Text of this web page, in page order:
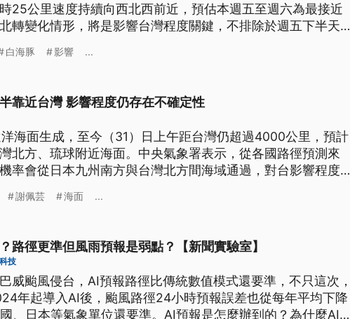
25公里速度持續向西北西前近，預估本週五至週六為最接近
轉變化情形，將是影響台灣程度關鍵，不排除於週五下半天發
白海豚 影響 ...
靠近台灣 影響程度仍存在不確定性
海面生成，至今（31）日上午距台灣仍超過4000公里，預計
北方、琉球附近海面。中央氣象署表示，從各國路徑預測來
率會從日本九州南方與台灣北方間海域通過，對台影響程度則
謝佩芸 海面 ...
路徑更準但風雨預報是弱點？【新聞實驗室】
技
威颱風侵台，AI預報路徑比傳統數值模式還要準，不只這次，
年起導入AI後，颱風路徑24小時預報誤差也從每年平均下降
、日本等氣象單位還要準。AI預報是怎麼辦到的？為什麼AI預